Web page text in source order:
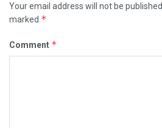
Your email address will not be published.
marked *
Comment *